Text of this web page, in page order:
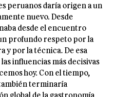
peruanos daría origen a un
nuevo. Desde
desde el encuentro
profundo respeto por la
y por la técnica. De esa
influencias más decisivas
hoy. Con el tiempo,
terminaría
global de la gastronomía